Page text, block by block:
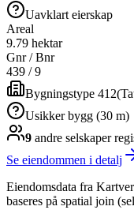
Uavklart eierskap
Areal
9.79 hektar
Gnr / Bnr
439 /9
Bygningstype 412(
Usikker bygg (30 m)
9 andre selskaper
Se eiendommen i detalj
Eiendomsdata fra
baseres på spatial join